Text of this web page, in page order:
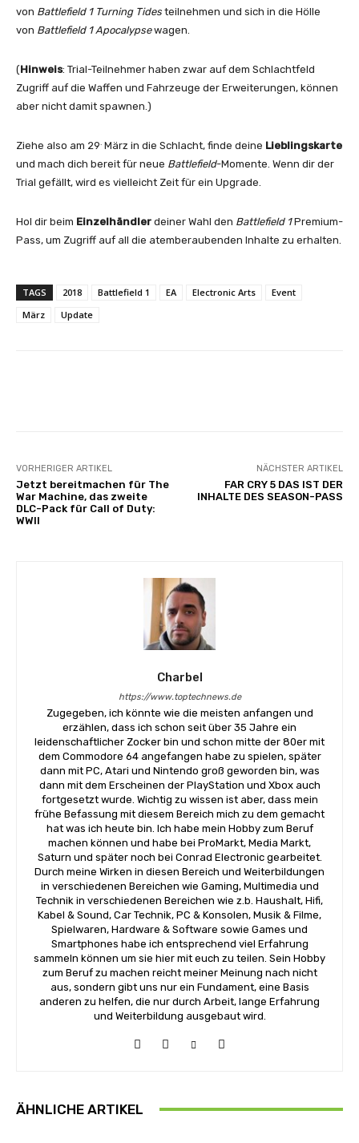
von Battlefield 1 Turning Tides teilnehmen und sich in die Hölle
von Battlefield 1 Apocalypsewagen.
(Hinweis: Trial-Teilnehmer haben zwar auf dem Schlachtfeld
Zugriff auf die Waffen und Fahrzeuge der Erweiterungen, können
aber nicht damit spawnen.)
Ziehe also am 29 März in die Schlacht, finde deine Lieblingskarte
und mach dich bereit für neue Battlefield-Momente. Wenn dir der
Trial gefällt, wird es vielleicht Zeit für ein Upgrade.
Hol dir beim Einzelhändler deiner Wahl den Battlefield 1Premium-
Pass, um Zugriff auf all die atemberaubenden Inhalte zu erhalten.
TAGS 2018 Battlefield 1 EA Electronic Arts
Event
März
Update
VORHERIGER ARTIKEL
Jetzt bereitmachen für The
War Machine, das zweite
DLC-Pack für Call of Duty:
WWII
NÄCHSTER ARTIKEL
FAR CRY 5 DAS IST DER
INHALTE DES SEASON-PASS
Charbel
https://www.toptechnews.de
Zugegeben, ich könnte wie die meisten anfangen und
erzählen, dass ich schon seit über 35 Jahre ein
leidenschaftlicher Zocker bin und schon mitte der 80er mit
dem Commodore 64 angefangen habe zu spielen, später
dann mit PC, Atari und Nintendo groß geworden bin, was
dann mit dem Erscheinen der PlayStation und Xbox auch
fortgesetzt wurde. Wichtig zu wissen ist aber, dass mein
frühe Befassung mit diesem Bereich mich zu dem gemacht
hat was ich heute bin. Ich habe mein Hobby zum Beruf
machen können und habe bei ProMarkt, Media Markt,
Saturn und später noch bei Conrad Electronic gearbeitet.
Durch meine Wirken in diesen Bereich und Weiterbildungen
in verschiedenen Bereichen wie Gaming, Multimedia und
Technik in verschiedenen Bereichen wie z.b. Haushalt, Hifi,
Kabel & Sound, Car Technik, PC & Konsolen, Musik & Filme,
Spielwaren, Hardware & Software sowie Games und
Smartphones habe ich entsprechend viel Erfahrung
sammeln können um sie hier mit euch zu teilen. Sein Hobby
zum Beruf zu machen reicht meiner Meinung nach nicht
aus, sondern gibt uns nur ein Fundament, eine Basis
anderen zu helfen, die nur durch Arbeit, lange Erfahrung
und Weiterbildung ausgebaut wird.
ÄHNLICHE ARTIKEL